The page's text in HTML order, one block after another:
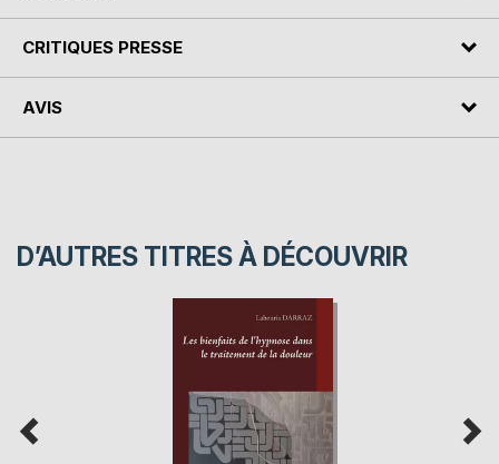
CRITIQUES PRESSE
AVIS
D’AUTRES TITRES À DÉCOUVRIR